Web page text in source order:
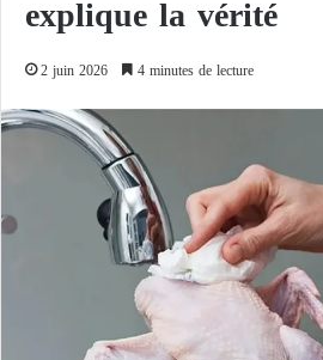
explique la vérité
2 juin 2026 4 minutes de lecture